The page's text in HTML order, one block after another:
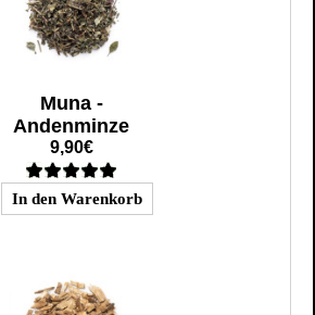
Muna -
Andenminze
9,90€